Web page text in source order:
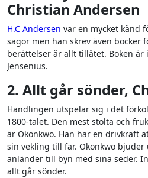
Christian Andersen
H.C Andersen var en mycket känd
sagor men han skrev även böcker
berättelser är allt tillåtet. Boken
Jensenius.
2. Allt går sönder,
Handlingen utspelar sig i det
1800-talet. Den mest stolta och
är Okonkwo. Han har en drivkraft
sin vekling till far. Okonkwo
anländer till byn med sina seder.
allt går sönder.